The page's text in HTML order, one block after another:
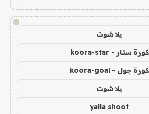
!
يلا شوت
كورة ستار - koora-star
كورة جول - koora-goal
يلا شوت
yalla shoot